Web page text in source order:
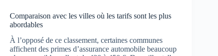
Comparaison avec les villes où les tarifs sont les plus
abordables
À l’opposé de ce classement, certaines communes
affichent des primes d’assurance automobile beaucoup